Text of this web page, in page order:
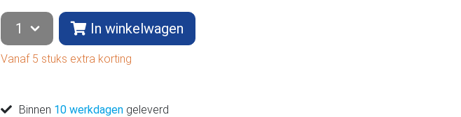
In winkelwagen
Vanaf 5 stuks extra korting
Binnen 10 werkdagen geleverd